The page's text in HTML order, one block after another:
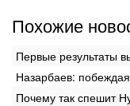
Похожие
Первые результаты
Назарбаев:
Почему так спешит